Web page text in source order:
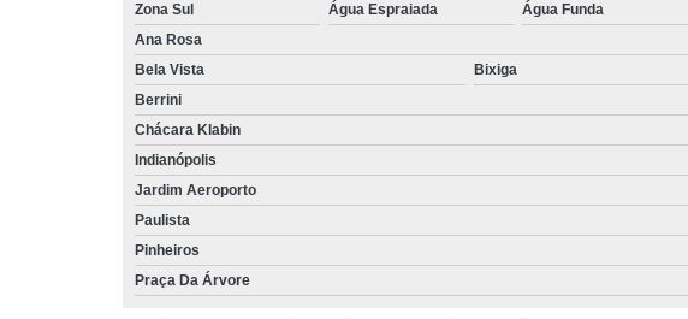
Zona Sul Água Espraiada
Água Funda
Ana Rosa
Bela Vista
Bixiga
Berrini
Chácara Klabin
Indianópolis
Jardim Aeroporto
Paulista
Pinheiros
Praça Da Árvore